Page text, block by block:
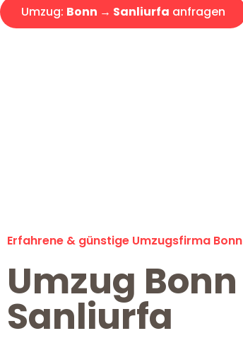
Umzug: Bonn → Sanliurfa anfragen
Erfahrene & günstige Umzugsfirma Bonn
Umzug Bonn
Sanliurfa